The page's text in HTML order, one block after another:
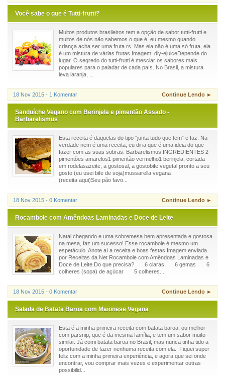
Você sabe o que é Tutti-frutti?
Muitos produtos brasileiros tem a opção de sabor tutti-frutti e
muitos de nós não sabemos o que é, eu mesmo quando
criança acha ser uma fruta rs. Mas ela não é uma só fruta, ela
é um mistura de várias frutas.Imagem: diy-ejuiceDepende do
lugar. O segredo do tutti-frutti é mesclar os sabores mais
populares para o paladar de cada país. No Brasil, a mistura
leva laranja, ...
18 Nov 2015 - 1 Komentar Continue Lendo ►
Sanduíche Vegano com Berinjela e pimentão Assado -
Barbarelismus
Esta receita é daquelas do tipo “junta tudo que tem” e faz. Na
verdade nem é uma receita, eu diria que é uma ideia do que
fazer com as suas sobras. Barbarelismus.INGREDIENTES 2
pimentões amarelos1 pimentão vermelho1 berinjela, cortada
em rodelasazeite, a gostosal, a gostobife vegetal pronto a seu
gosto (eu usei bife de soja)mussarella vegana
(receita aqui)Seu pão favo...
18 Nov 2015 - 0 Komentar Continue Lendo ►
Rocambole com Amêndoas Laminadas e Doce de Leite
Natal chegando e uma sobremesa bem apresentada e gostosa
na mesa, faz um sucesso! Esse rocambole é mesmo um
espetáculo. Anote aí a receita e boas festas!Imagem enviada
por Receitas da Net Rocambole com Amêndoas Laminadas e
Doce de Leite Do que precisa? 6 claras 6 gemas 6
colheres (sopa) de açúcar 5 colheres...
18 Nov 2015 - 0 Komentar Continue Lendo ►
Salada de Batata Baroa com Maionese Vegana
Esta é a minha primeira receita com batata baroa, ou melhor
com parsnip, que é da mesma família, e tem um sabor muito
similar. Já comi batata baroa no Brasil, mas nunca tinha tido a
oportunidade de fazer nenhuma receita com ela. Fiquei super
feliz com a minha primeira experiência, e agora que sei onde
encontrar, vou comprar mais vezes e experimentar outras
possibilid...